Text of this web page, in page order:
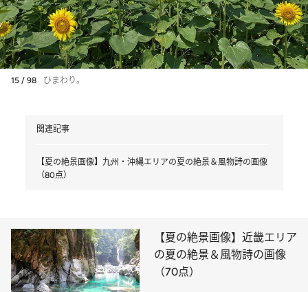
15 / 98 ひまわり。
関連記事
【夏の絶景画像】九州・沖縄エリアの夏の絶景＆風物詩の画像
（80点）
【夏の絶景画像】近畿エリア
の夏の絶景＆風物詩の画像
（70点）